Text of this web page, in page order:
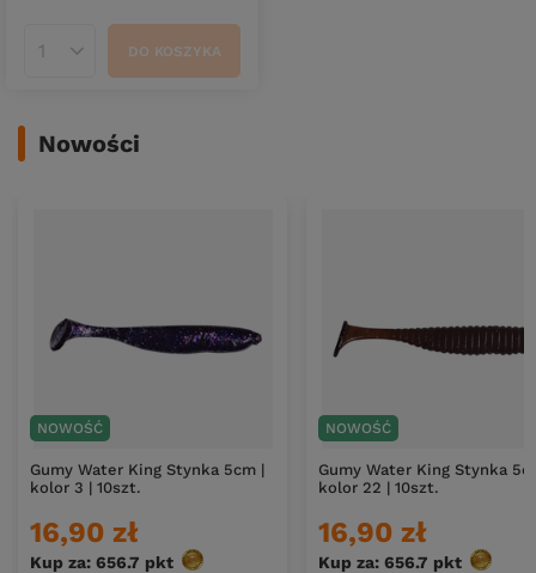
Ilość produktówDO KOSZYKA
Nowości
NOWOŚĆ
Gumy Water King Stynka 5cm |
kolor 3 | 10szt.
16,90 zł
Kup za: 656.7 pkt punktów
NOWOŚĆ
Gumy Water King Stynka
kolor 22 | 10szt.
16,90 zł
Kup za: 656.7 pkt